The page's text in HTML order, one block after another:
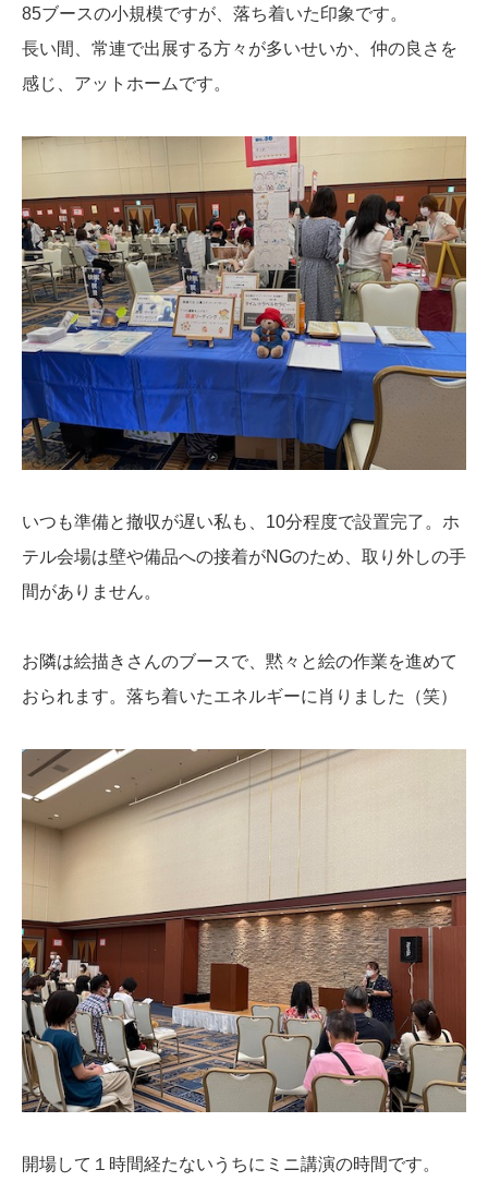
85ブースの小規模ですが、落ち着いた印象です。
長い間、常連で出展する方々が多いせいか、仲の良さを
感じ、アットホームです。
いつも準備と撤収が遅い私も、10分程度で設置完了。ホ
テル会場は壁や備品への接着がNGのため、取り外しの手
間がありません。
お隣は絵描きさんのブースで、黙々と絵の作業を進めて
おられます。落ち着いたエネルギーに肖りました（笑）
開場して１時間経たないうちにミニ講演の時間です。